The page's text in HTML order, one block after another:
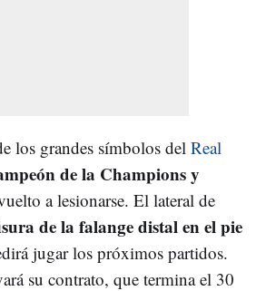
los grandes símbolos del Real
de la Champions y
a lesionarse. El lateral de
de la falange distal en el pie
jugar los próximos partidos.
su contrato, que termina el 30